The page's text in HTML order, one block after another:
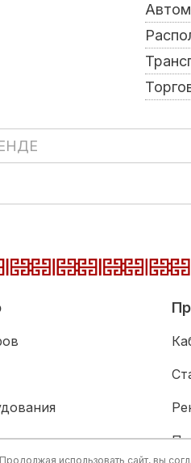
Продолжая использовать сайт, вы